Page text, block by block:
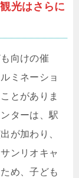
光はさらに
向けの催
ミネーショ
とがありま
ターは、駅
が加わり、
ンリオキャ
め、子ども